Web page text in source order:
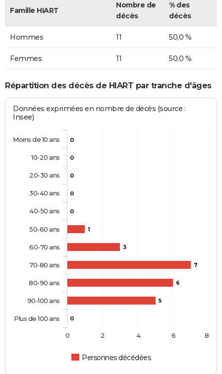
Famille HIART
Nombre de
décès
% des
décès
Hommes 11 50,0 %
Femmes 11 50,0 %
Répartition des décès de HIART par tranche d'âges
Données exprimées en nombre de décès (source :
Insee)
0
0
0
0
0
1
3
7
6
5
0
Personnes décédées
Moins de 10 ans
10-20 ans
20-30 ans
30-40 ans
40-50 ans
50-60 ans
60-70 ans
70-80 ans
80-90 ans
90-100 ans
Plus de 100 ans
0 2 4 6 8